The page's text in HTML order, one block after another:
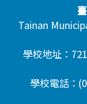
頁尾區域
Tainan
學校地址：
學校電話：